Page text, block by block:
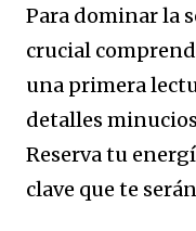
Para dominar la
crucial
una primera
detalles
Reserva tu
clave que te